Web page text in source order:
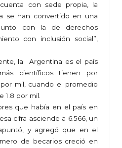
con sede propia, la
se han convertido en una
con la de derechos
con inclusión social”,
la Argentina es el país
científicos tienen por
mil, cuando el promedio
1.8 por mil.
que había en el país en
cifra asciende a 6.566, un
y agregó que en el
de becarios creció en